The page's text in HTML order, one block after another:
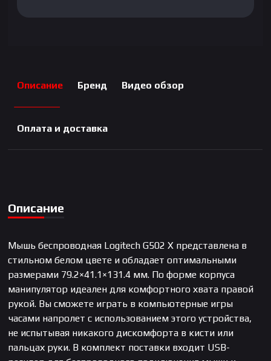
Описание Бренд Видео обзор
Оплата и доставка
Описание
Мышь беспроводная Logitech G502 X представлена в
стильном белом цвете и обладает оптимальными
размерами 79.2×41.1×131.4 мм. По форме корпуса
манипулятор идеален для комфортного хвата правой
рукой. Вы сможете играть в компьютерные игры
часами напролет с использованием этого устройства,
не испытывая никакого дискомфорта в кисти или
пальцах руки. В комплект поставки входит USB-